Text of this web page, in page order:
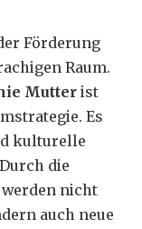
Förderung
Raum.
Mutter ist
Es
kulturelle
die
nicht
auch neue